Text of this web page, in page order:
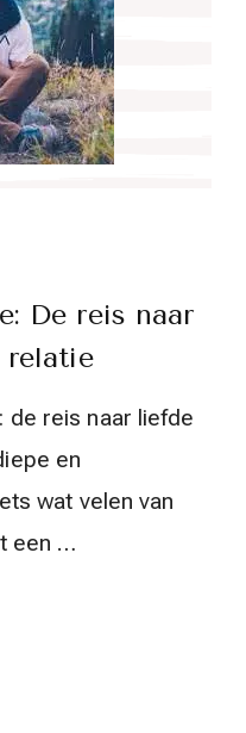
De reis naar
relatie
de reis naar liefde
en
wat velen van
een …